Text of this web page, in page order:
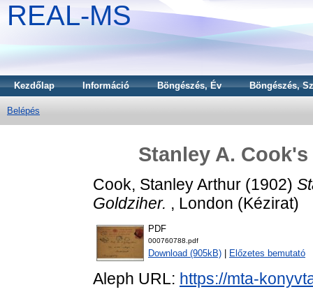
REAL-MS
Kezdőlap Információ Böngészés, Év Böngészés,
Belépés
Stanley A.
Cook, Stanley Arthur (1902)
Goldziher. , London (Kézirat)
PDF
000760788.pdf
Download (905kB) Előzetes bemutató
Aleph URL: https://mta-